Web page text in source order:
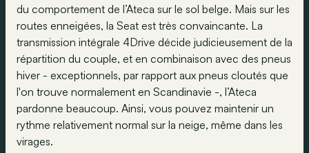
du comportement de l’Ateca sur le sol belge. Mais sur les
routes enneigées, la Seat est très convaincante. La
transmission intégrale 4Drive décide judicieusement de la
répartition du couple, et en combinaison avec des pneus
hiver - exceptionnels, par rapport aux pneus cloutés que
l'on trouve normalement en Scandinavie -, l’Ateca
pardonne beaucoup. Ainsi, vous pouvez maintenir un
rythme relativement normal sur la neige, même dans les
virages.